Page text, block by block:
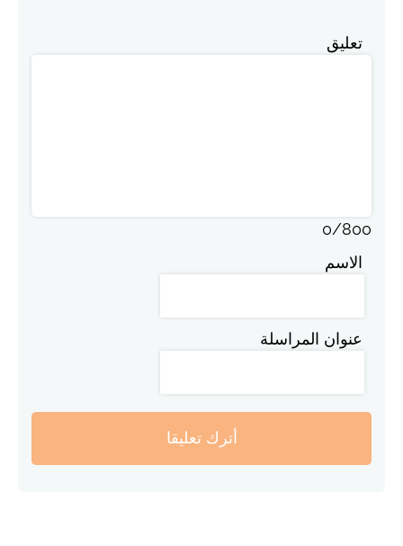
تعليق
0/800
الاسم
عنوان المراسلة
أترك تعليقا